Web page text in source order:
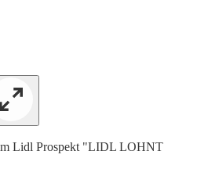
Lidl Prospekt "LIDL LOHNT